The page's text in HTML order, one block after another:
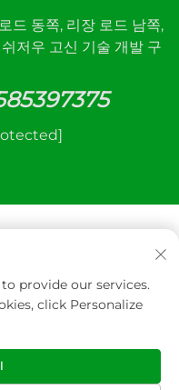
드 동쪽, 리장 로드 남쪽,
저우 고신 기술 개발 구
automatic control
든 권리 보유
provide our services.
click Personalize